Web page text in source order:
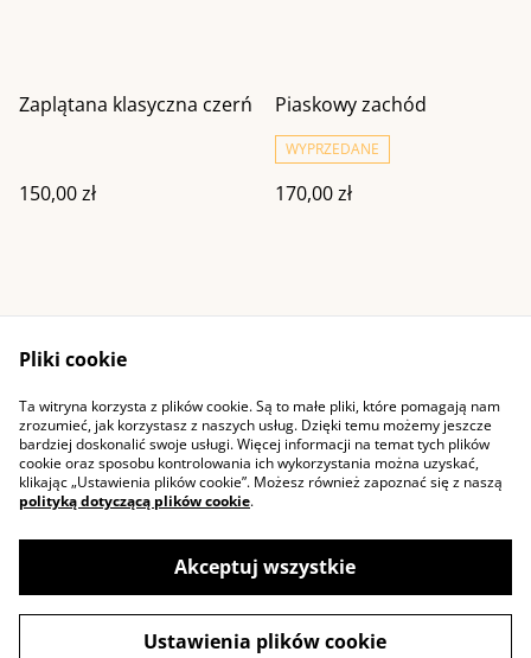
Zaplątana klasyczna czerń
150,00 zł
Piaskowy zachód
WYPRZEDANE
170,00 zł
Kontakt
Warunki ogólne
Polityka prywatności
Cookie
©2026Pozytywniezaplatane
Pliki cookie
Ta witryna korzysta z plików cookie. Są to małe pliki, które pomagają nam
zrozumieć, jak korzystasz z naszych usług. Dzięki temu możemy jeszcze
bardziej doskonalić swoje usługi. Więcej informacji na temat tych plików
cookie oraz sposobu kontrolowania ich wykorzystania można uzyskać,
klikając „Ustawienia plików cookie”. Możesz również zapoznać się z naszą
polityką dotyczącą plików cookie.
Akceptuj wszystkie
Ustawienia plików cookie